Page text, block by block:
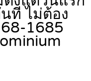
ที ไม่ต้อง
1685